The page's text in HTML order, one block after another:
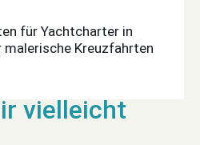
für Yachtcharter in
malerische Kreuzfahrten